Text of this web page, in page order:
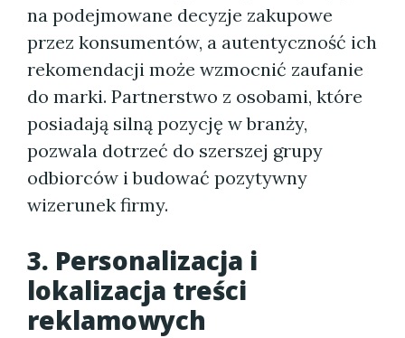
na podejmowane decyzje zakupowe
przez konsumentów, a autentyczność ich
rekomendacji może wzmocnić zaufanie
do marki. Partnerstwo z osobami, które
posiadają silną pozycję w branży,
pozwala dotrzeć do szerszej grupy
odbiorców i budować pozytywny
wizerunek firmy.
3. Personalizacja i
lokalizacja treści
reklamowych